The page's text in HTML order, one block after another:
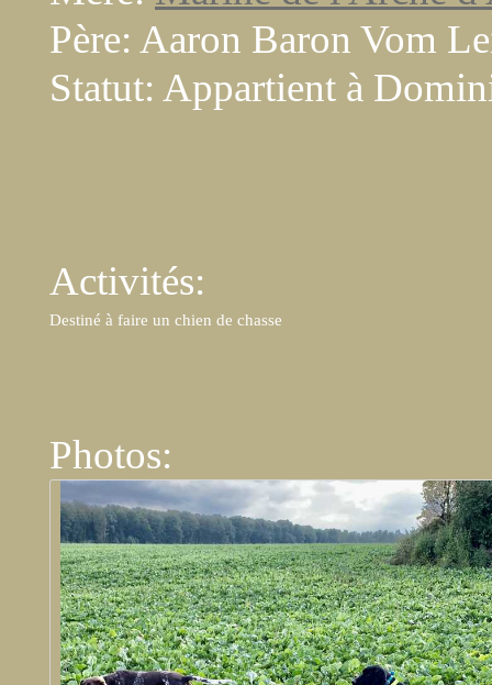
Père: Aaron Baron Vom
Statut: Appartient à
Activités:
Destiné à faire un chien de chasse
Photos: